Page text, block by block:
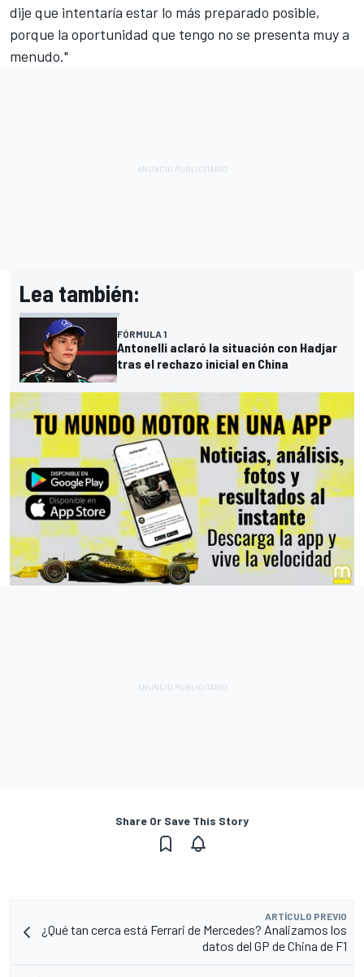
dije que intentaría estar lo más preparado posible,
porque la oportunidad que tengo no se presenta muy a
menudo."
Lea también:
FÓRMULA 1
Antonelli aclaró la situación con Hadjar
tras el rechazo inicial en China
Share Or Save This Story
ARTÍCULO PREVIO
¿Qué tan cerca está Ferrari de Mercedes? Analizamos los
datos del GP de China de F1